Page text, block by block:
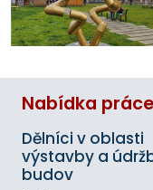
Nabídka práce
Dělníci v oblasti
výstavby a
budov